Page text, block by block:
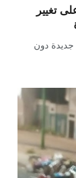
تغيير
جديدة دون